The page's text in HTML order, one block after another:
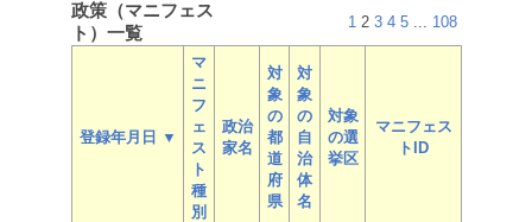
政策（マニフェス
ト）一覧
1 2 3 4 5 ... 108
登録年月日 ▼
マ
ニ
フ
ェ
ス
ト
種
別
政治
家名
対
象
の
都
道
府
県
対
象
の
自
治
体
名
対象
の選
挙区
マニフェス
トID